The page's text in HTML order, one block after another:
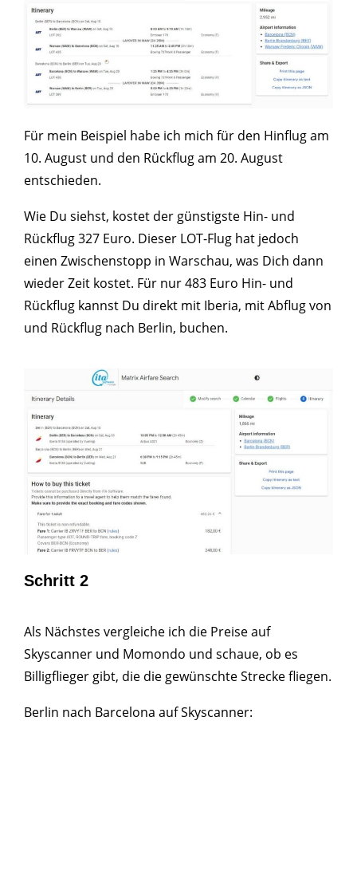
Für mein Beispiel habe ich mich für den Hinflug am
10. August und den Rückflug am 20. August
entschieden.
Wie Du siehst, kostet der günstigste Hin- und
Rückflug 327 Euro. Dieser LOT-Flug hat jedoch
einen Zwischenstopp in Warschau, was Dich dann
wieder Zeit kostet. Für nur 483 Euro Hin- und
Rückflug kannst Du direkt mit Iberia, mit Abflug von
und Rückflug nach Berlin, buchen.
Schritt 2
Als Nächstes vergleiche ich die Preise auf
Skyscanner und Momondo und schaue, ob es
Billigflieger gibt, die die gewünschte Strecke fliegen.
Berlin nach Barcelona auf Skyscanner: